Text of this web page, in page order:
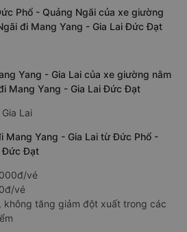
Phổ - Quảng Ngãi của xe giường
đi Mang Yang - Gia Lai Đức Đạt
Yang - Gia Lai của xe giường nằm
Mang Yang - Gia Lai Đức Đạt
Lai
Mang Yang - Gia Lai từ Đức Phổ -
Đức Đạt
vé
vé
không tăng giảm đột xuất trong các